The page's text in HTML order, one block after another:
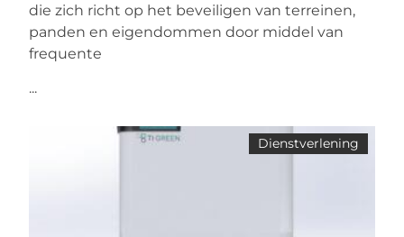
die zich richt op het beveiligen van terreinen,
panden en eigendommen door middel van
frequente
...
Dienstverlening